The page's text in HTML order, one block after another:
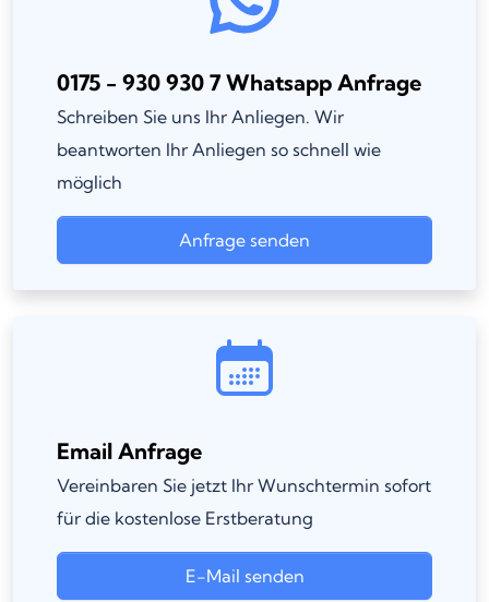
0175 - 930 930 7 Whatsapp Anfrage
Schreiben Sie uns Ihr Anliegen. Wir
beantworten Ihr Anliegen so schnell wie
möglich
Anfrage senden
Email Anfrage
Vereinbaren Sie jetzt Ihr Wunschtermin sofort
für die kostenlose Erstberatung
E-Mail senden